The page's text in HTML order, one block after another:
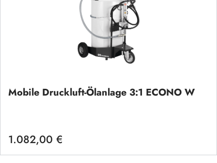
Mobile Druckluft-Ölanlage 3:1 ECONO W
Regulärer Preis:
1.082,00 €